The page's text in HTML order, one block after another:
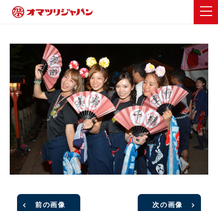
前の画像 次の画像